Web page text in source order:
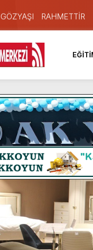
GÖZYAŞI RAHMETTİR
Afşin Sağlık Yüksek
Onikişubat Belediyesi’nin
Uluslararası Bisiklet
NOTER ONAYLI TYP
KAFUM Fuar Alanı Bulut
Afşinli bir hemşehrimizin
Madrigal, Perşembe Günü
KEDİNİZ Mİ VAR?
İklim Dirençli Tarım İçin